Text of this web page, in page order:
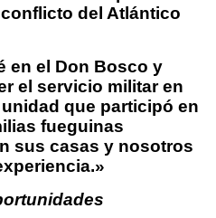
del Atlántico
en el Don Bosco y
el servicio militar en
que participó en
fueguinas
sus casas y nosotros